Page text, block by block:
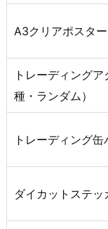
A3クリアポスター
トレーディング
種・ランダム）
トレーディング
ダイカットステッ